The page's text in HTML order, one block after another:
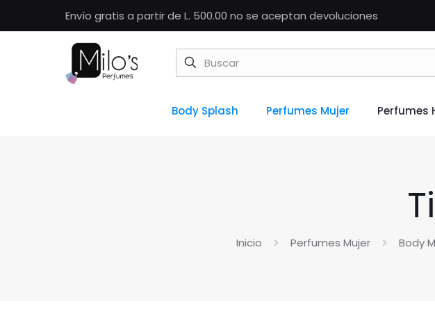
Envío gratis a partir de L. 500.00 no se aceptan devoluciones
Body Splash Perfumes Mujer Perfumes
Inicio Perfumes Mujer Body